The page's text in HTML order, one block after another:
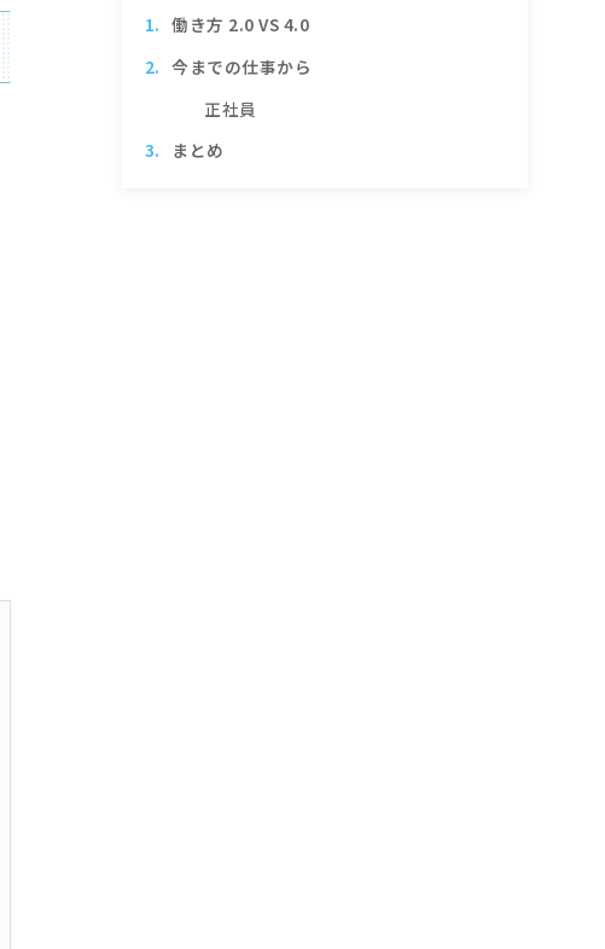
働き方 2.0 VS 4.0
今までの仕事から
正社員
まとめ